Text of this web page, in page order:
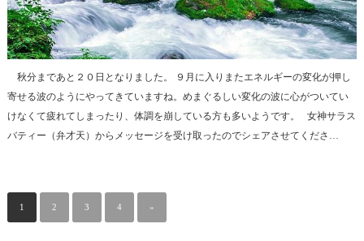
秋分まであと２０日となりました。 ９月に入りまたエネルギーの変化が押し
寄せる波のようにやってきていますね。めまぐるしい変化の波に心がついてい
けなくて疲れてしまったり、体調を崩している方も多いようです。 女神サラス
バティー（弁才天）からメッセージを受け取ったのでシェアさせてくださ…
1 2 3 4 »